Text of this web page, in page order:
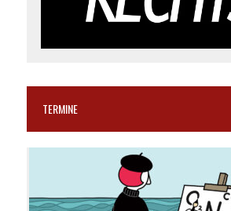
TERMINE